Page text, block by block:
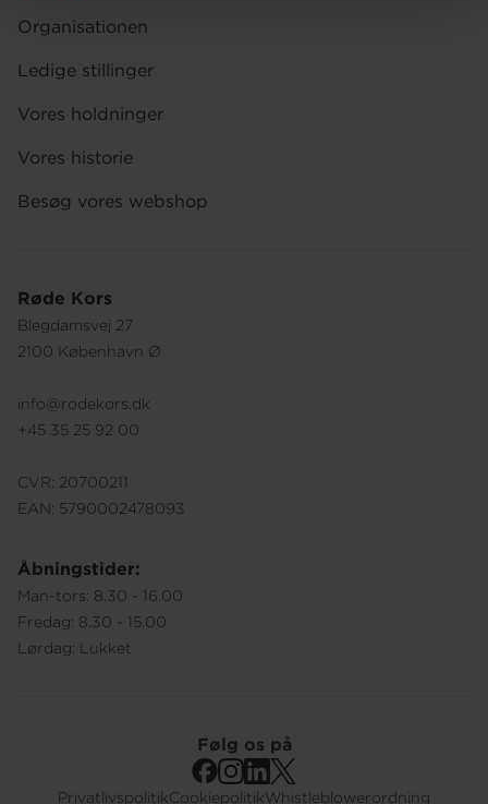
Røde Kors
Blegdamsvej 27
2100 København Ø
info@rodekors.dk
+45 35 25 92 00
CVR: 20700211
EAN: 5790002478093
Åbningstider:
Man-tors: 8.30 - 16.00
Fredag: 8.30 - 15.00
Lørdag: Lukket
Organisationen
Ledige stillinger
Vores holdninger
Vores historie
Besøg vores webshop
PrivatlivspolitikCookiepolitikWhistleblowerordning
Følg os på